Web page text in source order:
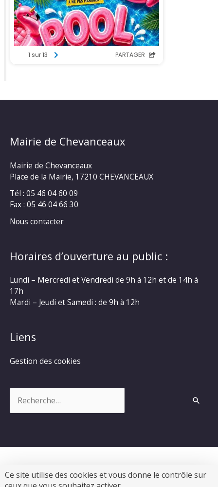
Ce site utilise des cookies et vous donne le contrôle sur
Mairie de Chevanceaux
Mairie de Chevanceaux
Place de la Mairie, 17210 CHEVANCEAUX
Tél : 05 46 04 60 09
Fax : 05 46 04 66 30
Nous contacter
Horaires d’ouverture au public :
Lundi – Mercredi et Vendredi de 9h à 12h et de 14h à
17h
Mardi – Jeudi et Samedi : de 9h à 12h
Liens
Gestion des cookies
Copyright © 2026Commune de Chevanceaux|